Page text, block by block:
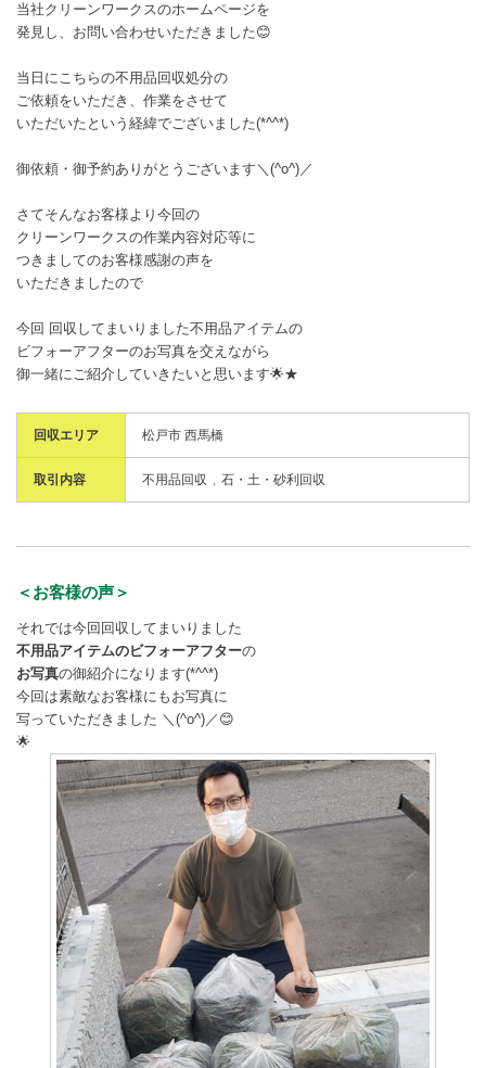
当社クリーンワークスのホームページを
発見し、お問い合わせいただきました😊
当日にこちらの不用品回収処分の
ご依頼をいただき、作業をさせて
いただいたという経緯でございました(*^^*)
御依頼・御予約ありがとうございます＼(^o^)／
さてそんなお客様より今回の
クリーンワークスの作業内容対応等に
つきましてのお客様感謝の声を
いただきましたので
今回 回収してまいりました不用品アイテムの
ビフォーアフターのお写真を交えながら
御一緒にご紹介していきたいと思います🌟★
回収エリア 松戸市 西馬橋
取引内容 不用品回収 石・土・砂利回収
＜お客様の声＞
それでは今回回収してまいりました
不用品アイテムのビフォーアフターの
お写真の御紹介になります(*^^*)
今回は素敵なお客様にもお写真に
写っていただきました ＼(^o^)／😊
🌟